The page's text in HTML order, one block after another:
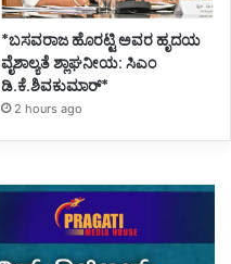
*ಬಸವರಾಜ ಹೊರಟ್ಟಿ ಅವರ ಹೃದಯ
ವೈಶಾಲ್ಯತೆ ಶ್ಲಾಘನೀಯ: ಸಿಎಂ
ಡಿ.ಕೆ.ಶಿವಕುಮಾರ್*
2 hours ago